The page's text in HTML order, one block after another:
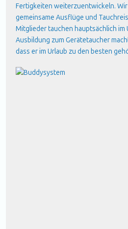
Fertigkeiten weiterzuentwickeln. Wir
gemeinsame Ausflüge und
Mitglieder tauchen hauptsächlich im
Ausbildung zum Gerätetaucher
dass er im Urlaub zu den besten